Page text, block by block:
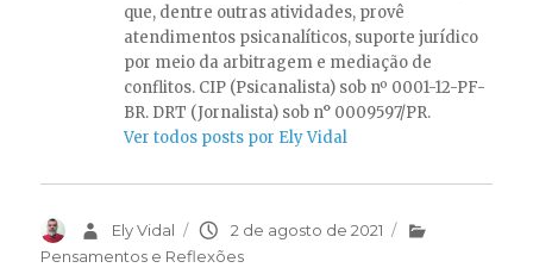
que, dentre outras atividades, provê
atendimentos psicanalíticos, suporte jurídico
por meio da arbitragem e mediação de
conflitos. CIP (Psicanalista) sob nº 0001-12-PF-
BR. DRT (Jornalista) sob n° 0009597/PR.
Ver todos posts por Ely Vidal
AutorEly Vidal
Publicado
em
2 de agosto de 2021
Categorias
Pensamentos e Reflexões